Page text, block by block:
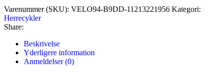
Varenummer (SKU): VELO94-B9DD-11213221956 Kategori:
Herrecykler
Share:
Beskrivelse
Yderligere information
Anmeldelser (0)